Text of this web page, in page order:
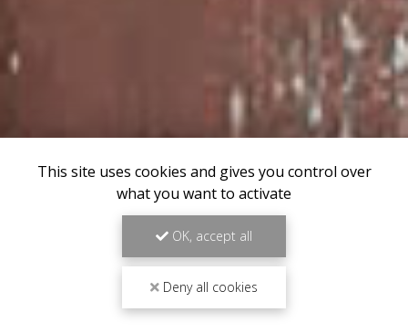
This site uses cookies and gives you control over
what you want to activate
OK, accept all
Deny all cookies